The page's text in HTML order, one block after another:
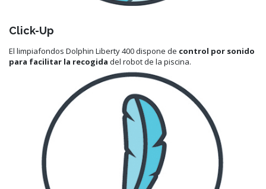
Click-Up
El limpiafondos Dolphin Liberty 400 dispone de control por sonido
para facilitar la recogida del robot de la piscina.